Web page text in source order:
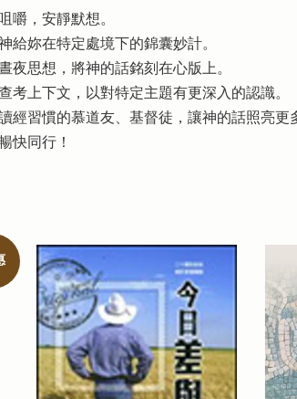
嚼，安靜默想。
給妳在特定處境下的錦囊妙計。
夜思想，將神的話銘刻在心版上。
考上下文，以對特定主題有更深入的認識。
經習慣的慕道友、基督徒，讓神的話照亮更
快同行！